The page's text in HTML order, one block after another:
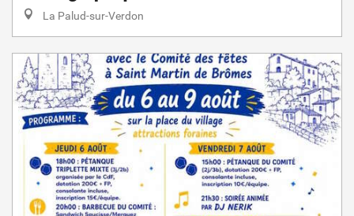
La Palud-sur-Verdon